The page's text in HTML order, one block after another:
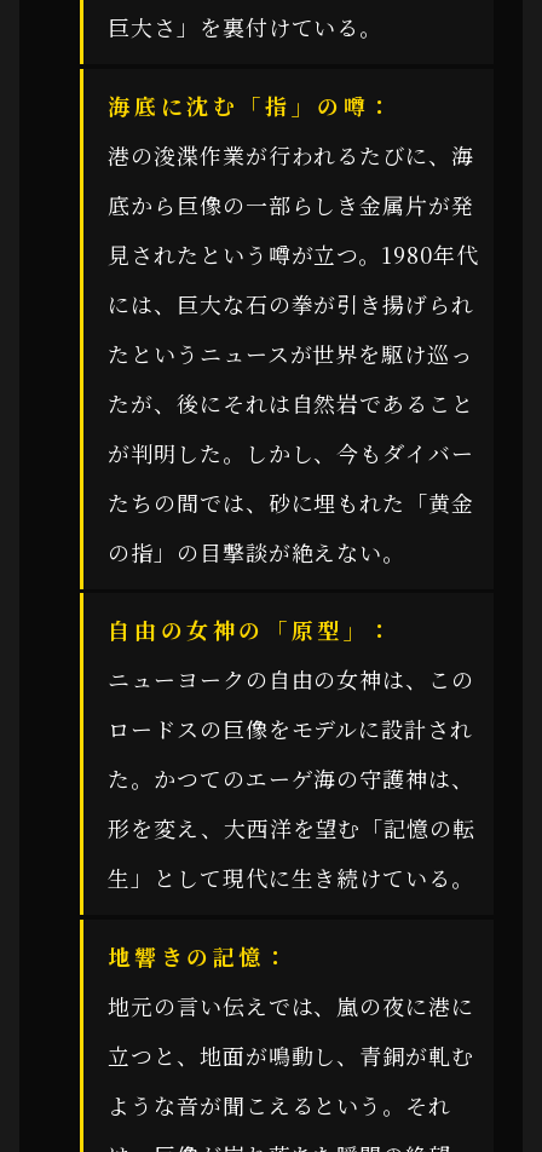
巨大さ」を裏付けている。
海底に沈む「指」の噂：
港の浚渫作業が行われるたびに、海
底から巨像の一部らしき金属片が発
見されたという噂が立つ。1980年代
には、巨大な石の拳が引き揚げられ
たというニュースが世界を駆け巡っ
たが、後にそれは自然岩であること
が判明した。しかし、今もダイバー
たちの間では、砂に埋もれた「黄金
の指」の目撃談が絶えない。
自由の女神の「原型」：
ニューヨークの自由の女神は、この
ロードスの巨像をモデルに設計され
た。かつてのエーゲ海の守護神は、
形を変え、大西洋を望む「記憶の転
生」として現代に生き続けている。
地響きの記憶：
地元の言い伝えでは、嵐の夜に港に
立つと、地面が鳴動し、青銅が軋む
ような音が聞こえるという。それ